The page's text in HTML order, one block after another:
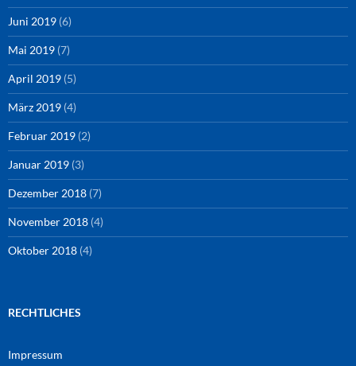
Juni 2019 (6)
Mai 2019 (7)
April 2019 (5)
März 2019 (4)
Februar 2019 (2)
Januar 2019 (3)
Dezember 2018 (7)
November 2018 (4)
Oktober 2018 (4)
RECHTLICHES
Impressum